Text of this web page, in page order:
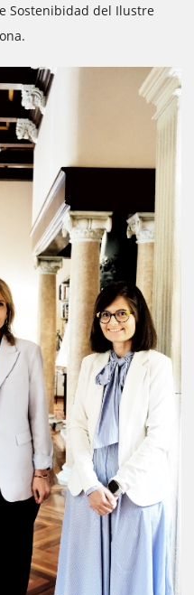
Sostenibidad del Ilustre